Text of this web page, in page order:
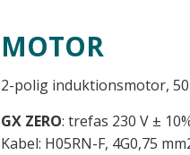
MOTOR
2-polig induktionsmotor, 50
GX ZERO: trefas 230 V ±
Kabel: H05RN-F, 4G0,75